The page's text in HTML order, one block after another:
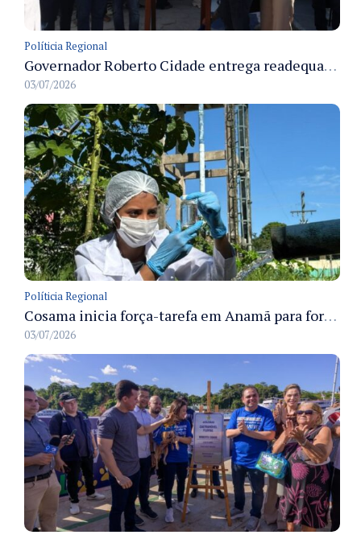
Políticia Regional
Governador Roberto Cidade entrega readequação do ambulatório da FCecon e amplia capacidade de atendimento oncológico em Manaus
03/07/2026
Políticia Regional
Cosama inicia força-tarefa em Anamã para fortalecer abastecimento de água e segurança hídrica da população
03/07/2026